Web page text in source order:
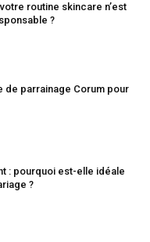
routine skincare n’est
?
de parrainage Corum pour
: pourquoi est-elle idéale
?